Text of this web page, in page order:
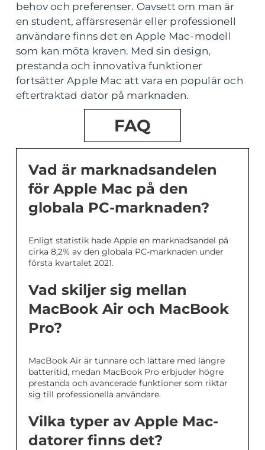
behov och preferenser. Oavsett om man är
en student, affärsresenär eller professionell
användare finns det en Apple Mac-modell
som kan möta kraven. Med sin design,
prestanda och innovativa funktioner
fortsätter Apple Mac att vara en populär och
eftertraktad dator på marknaden.
FAQ
Vad är marknadsandelen
för Apple Mac på den
globala PC-marknaden?
Enligt statistik hade Apple en marknadsandel på
cirka 8,2% av den globala PC-marknaden under
första kvartalet 2021.
Vad skiljer sig mellan
MacBook Air och MacBook
Pro?
MacBook Air är tunnare och lättare med längre
batteritid, medan MacBook Pro erbjuder högre
prestanda och avancerade funktioner som riktar
sig till professionella användare.
Vilka typer av Apple Mac-
datorer finns det?